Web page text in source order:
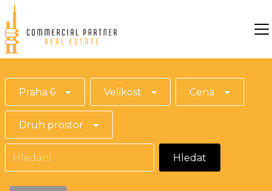
Praha 6 Velikost Cena
Druh prostor
Hledat